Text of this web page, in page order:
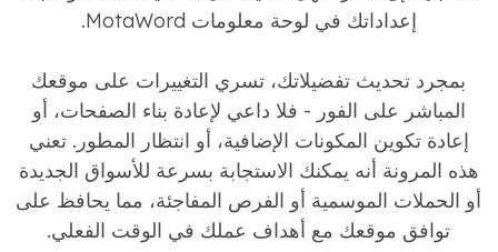
إعداداتك في لوحة معلومات MotaWord.
بمجرد تحديث تفضيلاتك، تسري التغييرات على موقعك
المباشر على الفور - فلا داعي لإعادة بناء الصفحات، أو
إعادة تكوين المكونات الإضافية، أو انتظار المطور. تعني
هذه المرونة أنه يمكنك الاستجابة بسرعة للأسواق الجديدة
أو الحملات الموسمية أو الفرص المفاجئة، مما يحافظ على
توافق موقعك مع أهداف عملك في الوقت الفعلي.